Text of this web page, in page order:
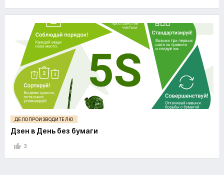
ДЕЛОПРОИЗВОДИТЕЛЮ
Дзен в День без бумаги
3